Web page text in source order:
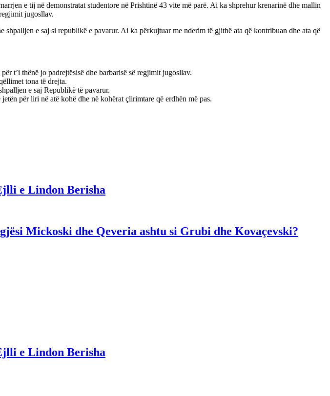
e tij në demonstratat studentore në Prishtinë 43 vite më parë. Ai ka shprehur krenarinë dhe mallin
jugosllav.
e saj si republikë e pavarur. Ai ka përkujtuar me nderim të gjithë ata që kontribuan dhe ata që
t’i thënë jo padrejtësisë dhe barbarisë së regjimit jugosllav.
tona të drejta.
e saj Republikë të pavarur.
për liri në atë kohë dhe në kohërat çlirimtare që erdhën më pas.
e Lindon Berisha
Mickoski dhe Qeveria ashtu si Grubi dhe Kovaçevski?
e Lindon Berisha